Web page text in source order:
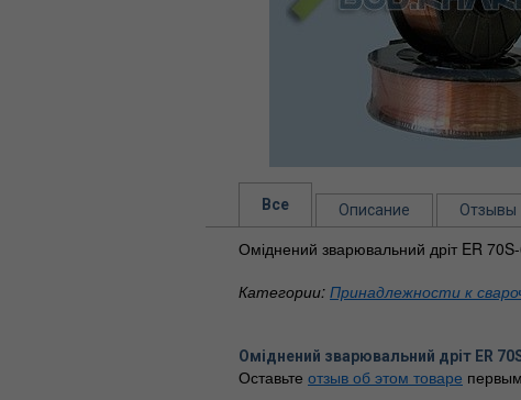
Все Описание Отзывы
Оміднений зварювальний дріт ER
Категории: Принадлежности к
Оміднений зварювальний дріт ER
Оставьте отзыв об этом товаре